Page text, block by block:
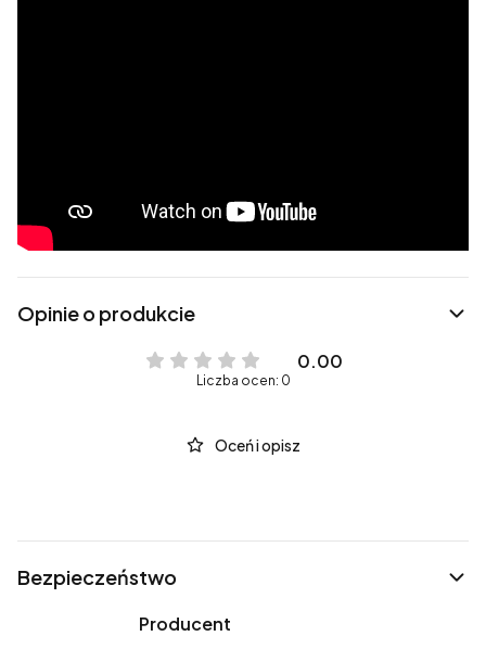
Opinie o produkcie
0.00
Liczba ocen: 0
Oceń i opisz
Bezpieczeństwo
Producent